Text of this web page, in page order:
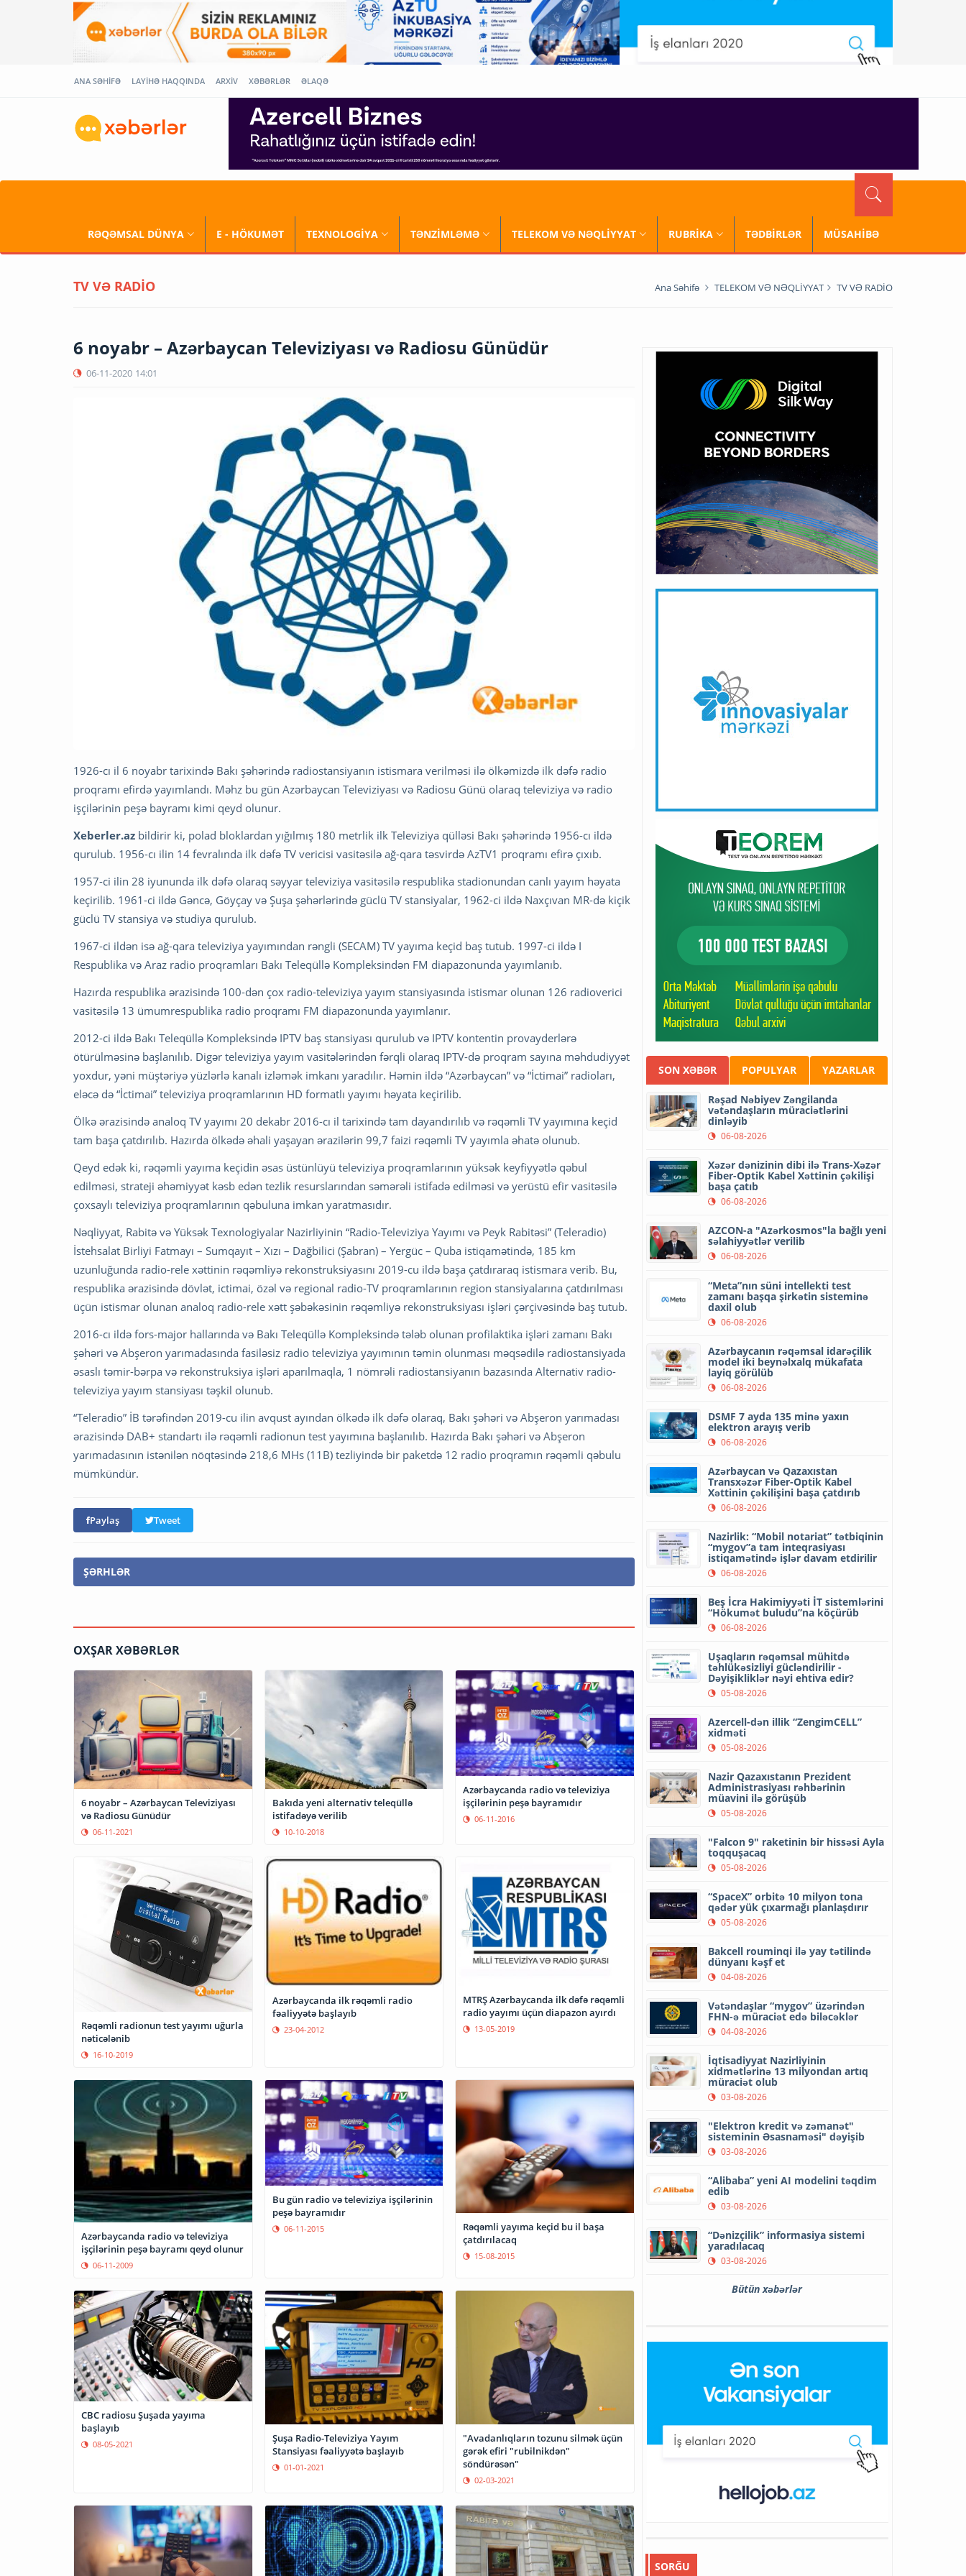
ANA SƏHİFƏ LAYİHƏ HAQQINDA ARXİV XƏBƏRLƏR ƏLAQƏ
RƏQƏMSAL DÜNYA E - HÖKUMƏT TEXNOLOGİYA TƏNZİMLƏMƏ TELEKOM VƏ NƏQLİYYAT RUBRİKA TƏDBİRLƏR MÜSAHİBƏ
TV VƏ RADİO Ana Səhifə TELEKOM VƏ NƏQLİYYAT TV VƏ RADİO
6 noyabr – Azərbaycan Televiziyası və Radiosu Günüdür
06-11-2020 14:01
1926-cı il 6 noyabr tarixində Bakı şəhərində radiostansiyanın istismara verilməsi ilə ölkəmizdə ilk dəfə radio
proqramı efirdə yayımlandı. Məhz bu gün Azərbaycan Televiziyası və Radiosu Günü olaraq televiziya və radio
işçilərinin peşə bayramı kimi qeyd olunur.
Xeberler.az bildirir ki, polad bloklardan yığılmış 180 metrlik ilk Televiziya qülləsi Bakı şəhərində 1956-cı ildə
qurulub. 1956-cı ilin 14 fevralında ilk dəfə TV vericisi vasitəsilə ağ-qara təsvirdə AzTV1 proqramı efirə çıxıb.
1957-ci ilin 28 iyununda ilk dəfə olaraq səyyar televiziya vasitəsilə respublika stadionundan canlı yayım həyata
keçirilib. 1961-ci ildə Gəncə, Göyçay və Şuşa şəhərlərində güclü TV stansiyalar, 1962-ci ildə Naxçıvan MR-də kiçik
güclü TV stansiya və studiya qurulub.
1967-ci ildən isə ağ-qara televiziya yayımından rəngli (SECAM) TV yayıma keçid baş tutub. 1997-ci ildə I
Respublika və Araz radio proqramları Bakı Teleqüllə Kompleksindən FM diapazonunda yayımlanıb.
Hazırda respublika ərazisində 100-dən çox radio-televiziya yayım stansiyasında istismar olunan 126 radioverici
vasitəsilə 13 ümumrespublika radio proqramı FM diapazonunda yayımlanır.
2012-ci ildə Bakı Teleqüllə Kompleksində IPTV baş stansiyası qurulub və IPTV kontentin provayderlərə
ötürülməsinə başlanılıb. Digər televiziya yayım vasitələrindən fərqli olaraq IPTV-də proqram sayına məhdudiyyət
yoxdur, yəni müştəriyə yüzlərlə kanalı izləmək imkanı yaradılır. Həmin ildə “Azərbaycan” və “İctimai” radioları,
eləcə də “İctimai” televiziya proqramlarının HD formatlı yayımı həyata keçirilib.
Ölkə ərazisində analoq TV yayımı 20 dekabr 2016-cı il tarixində tam dayandırılıb və rəqəmli TV yayımına keçid
tam başa çatdırılıb. Hazırda ölkədə əhali yaşayan ərazilərin 99,7 faizi rəqəmli TV yayımla əhatə olunub.
Qeyd edək ki, rəqəmli yayıma keçidin əsas üstünlüyü televiziya proqramlarının yüksək keyfiyyətlə qəbul
edilməsi, strateji əhəmiyyət kəsb edən tezlik resurslarından səmərəli istifadə edilməsi və yerüstü efir vasitəsilə
çoxsaylı televiziya proqramlarının qəbuluna imkan yaratmasıdır.
Nəqliyyat, Rabitə və Yüksək Texnologiyalar Nazirliyinin “Radio-Televiziya Yayımı və Peyk Rabitəsi” (Teleradio)
İstehsalat Birliyi Fatmayı – Sumqayıt – Xızı – Dağbilici (Şabran) – Yergüc – Quba istiqamətində, 185 km
uzunluğunda radio-rele xəttinin rəqəmliyə rekonstruksiyasını 2019-cu ildə başa çatdıraraq istismara verib. Bu,
respublika ərazisində dövlət, ictimai, özəl və regional radio-TV proqramlarının region stansiyalarına çatdırılması
üçün istismar olunan analoq radio-rele xətt şəbəkəsinin rəqəmliyə rekonstruksiyası işləri çərçivəsində baş tutub.
2016-cı ildə fors-major hallarında və Bakı Teleqüllə Kompleksində tələb olunan profilaktika işləri zamanı Bakı
şəhəri və Abşeron yarımadasında fasiləsiz radio televiziya yayımının təmin olunması məqsədilə radiostansiyada
əsaslı təmir-bərpa və rekonstruksiya işləri aparılmaqla, 1 nömrəli radiostansiyanın bazasında Alternativ radio-
televiziya yayım stansiyası təşkil olunub.
“Teleradio” İB tərəfindən 2019-cu ilin avqust ayından ölkədə ilk dəfə olaraq, Bakı şəhəri və Abşeron yarımadası
ərazisində DAB+ standartı ilə rəqəmli radionun test yayımına başlanılıb. Hazırda Bakı şəhəri və Abşeron
yarımadasının istənilən nöqtəsində 218,6 MHs (11B) tezliyində bir paketdə 12 radio proqramın rəqəmli qəbulu
mümkündür.
Paylaş Tweet
ŞƏRHLƏR
OXŞAR XƏBƏRLƏR
6 noyabr – Azərbaycan Televiziyası
və Radiosu Günüdür
06-11-2021
Bakıda yeni alternativ teleqüllə
istifadəyə verilib
10-10-2018
Azərbaycanda radio və televiziya
işçilərinin peşə bayramıdır
06-11-2016
Rəqəmli radionun test yayımı uğurla
nəticələnib
16-10-2019
Azərbaycanda ilk rəqəmli radio
fəaliyyətə başlayıb
23-04-2012
MTRŞ Azərbaycanda ilk dəfə rəqəmli
radio yayımı üçün diapazon ayırdı
13-05-2019
Azərbaycanda radio və televiziya
işçilərinin peşə bayramı qeyd olunur
06-11-2009
Bu gün radio və televiziya işçilərinin
peşə bayramıdır
06-11-2015
Rəqəmli yayıma keçid bu il başa
çatdırılacaq
15-08-2015
CBC radiosu Şuşada yayıma
başlayıb
08-05-2021
Şuşa Radio-Televiziya Yayım
Stansiyası fəaliyyətə başlayıb
01-01-2021
"Avadanlıqların tozunu silmək üçün
gərək efiri "rubilnikdən"
söndürəsən"
02-03-2021
SON XƏBƏR POPULYAR YAZARLAR
Rəşad Nəbiyev Zəngilanda
vətəndaşların müraciətlərini
dinləyib
06-08-2026
Xəzər dənizinin dibi ilə Trans-Xəzər
Fiber-Optik Kabel Xəttinin çəkilişi
başa çatıb
06-08-2026
AZCON-a "Azərkosmos"la bağlı yeni
səlahiyyətlər verilib
06-08-2026
“Meta”nın süni intellekti test
zamanı başqa şirkətin sisteminə
daxil olub
06-08-2026
Azərbaycanın rəqəmsal idarəçilik
model iki beynəlxalq mükafata
layiq görülüb
06-08-2026
DSMF 7 ayda 135 minə yaxın
elektron arayış verib
06-08-2026
Azərbaycan və Qazaxıstan
Transxəzər Fiber-Optik Kabel
Xəttinin çəkilişini başa çatdırıb
06-08-2026
Nazirlik: “Mobil notariat” tətbiqinin
“mygov”a tam inteqrasiyası
istiqamətində işlər davam etdirilir
06-08-2026
Beş İcra Hakimiyyəti İT sistemlərini
“Hökumət buludu”na köçürüb
06-08-2026
Uşaqların rəqəmsal mühitdə
təhlükəsizliyi gücləndirilir -
Dəyişikliklər nəyi ehtiva edir?
05-08-2026
Azercell-dən illik “ZengimCELL”
xidməti
05-08-2026
Nazir Qazaxıstanın Prezident
Administrasiyası rəhbərinin
müavini ilə görüşüb
05-08-2026
"Falcon 9" raketinin bir hissəsi Ayla
toqquşacaq
05-08-2026
“SpaceX” orbitə 10 milyon tona
qədər yük çıxarmağı planlaşdırır
05-08-2026
Bakcell rouminqi ilə yay tətilində
dünyanı kəşf et
04-08-2026
Vətəndaşlar “mygov” üzərindən
FHN-ə müraciət edə biləcəklər
04-08-2026
İqtisadiyyat Nazirliyinin
xidmətlərinə 13 milyondan artıq
müraciət olub
03-08-2026
"Elektron kredit və zəmanət"
sisteminin Əsasnaməsi" dəyişib
03-08-2026
“Alibaba” yeni AI modelini təqdim
edib
03-08-2026
“Dənizçilik” informasiya sistemi
yaradılacaq
03-08-2026
Bütün xəbərlər
SORĞU